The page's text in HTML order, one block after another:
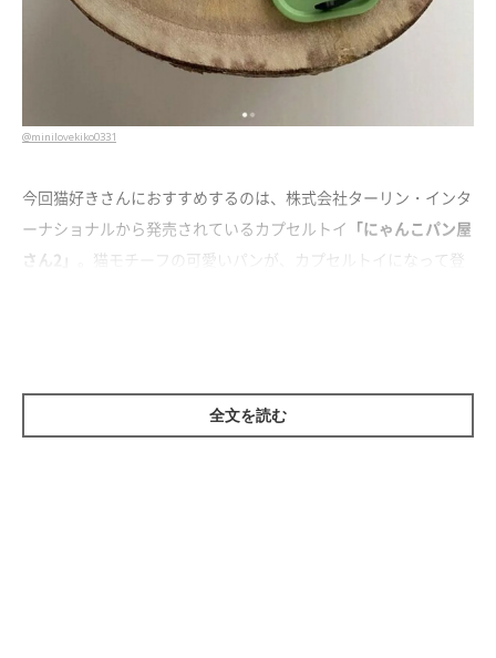
@minilovekiko0331
今回猫好きさんにおすすめするのは、株式会社ターリン・インタ
ーナショナルから発売されているカプセルトイ 「にゃんこパン屋
さん2」
。猫モチーフの可愛いパンが、カプセルトイになって登
全文を読む